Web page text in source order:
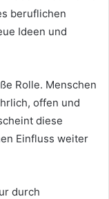
beruflichen
Ideen und
Rolle. Menschen
offen und
diese
Einfluss weiter
durch